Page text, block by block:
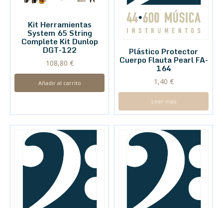
Kit Herramientas
System 65 String
Complete Kit Dunlop
DGT-122
108,80 €
Añadir al carrito
Plástico Protector
Cuerpo Flauta Pearl FA-
164
1,40 €
Leer más